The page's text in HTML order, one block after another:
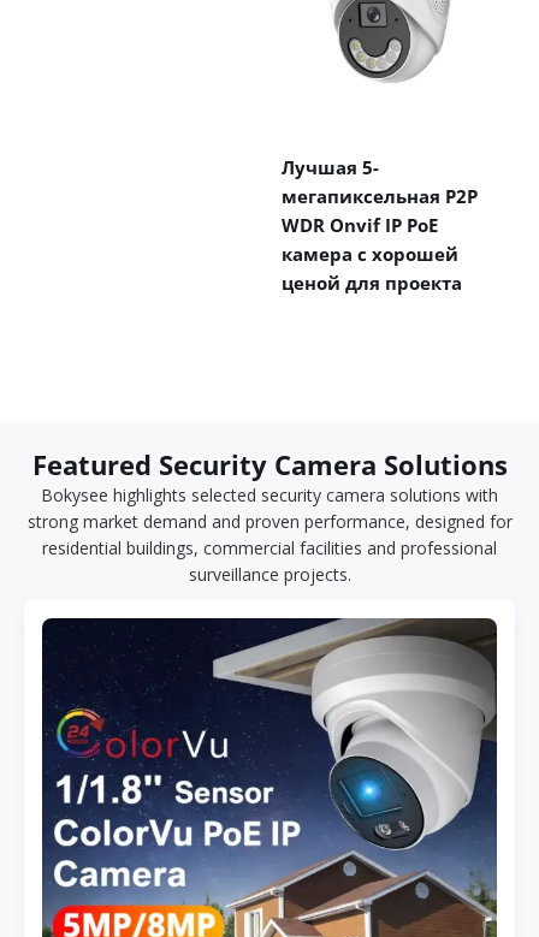
Лучшая 5-
мегапиксельная P2P
WDR Onvif IP PoE
камера с хорошей
ценой для проекта
Featured Security Camera Solutions
Bokysee highlights selected security camera solutions with
strong market demand and proven performance, designed for
residential buildings, commercial facilities and professional
surveillance projects.